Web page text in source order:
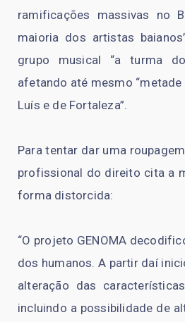
ramificações massivas no
maioria dos artistas
grupo musical “a turma
afetando até mesmo “metade
Luís e de Fortaleza”.
Para tentar dar uma
profissional do direito cita a
forma distorcida:
“O projeto GENOMA
dos humanos. A partir daí
alteração das
incluindo a possibilidade de